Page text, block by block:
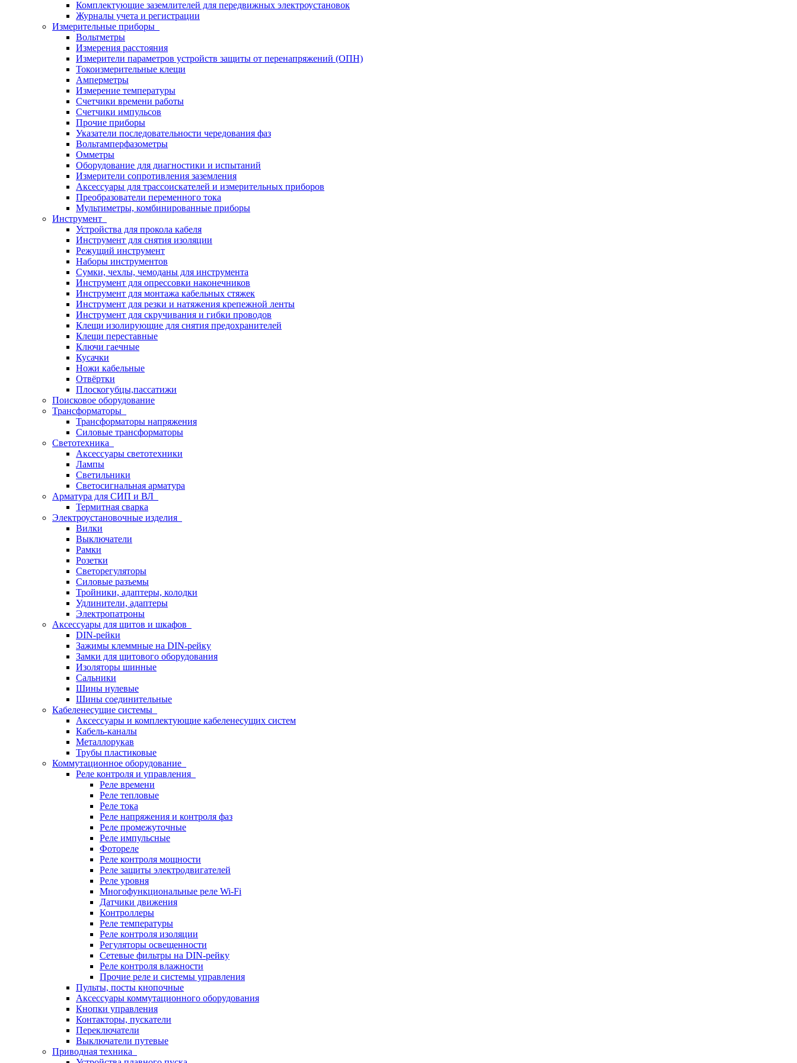
Комплектующие заземлителей для передвижных электроустановок
Журналы учета и регистрации
Измерительные приборы
Вольтметры
Измерения расстояния
Измерители параметров устройств защиты от перенапряжений (ОПН)
Токоизмерительные клещи
Амперметры
Измерение температуры
Счетчики времени работы
Счетчики импульсов
Прочие приборы
Указатели последовательности чередования фаз
Вольтамперфазометры
Омметры
Оборудование для диагностики и испытаний
Измерители сопротивления заземления
Аксессуары для трассоискателей и измерительных приборов
Преобразователи переменного тока
Мультиметры, комбинированные приборы
Инструмент
Устройства для прокола кабеля
Инструмент для снятия изоляции
Режущий инструмент
Наборы инструментов
Сумки, чехлы, чемоданы для инструмента
Инструмент для опрессовки наконечников
Инструмент для монтажа кабельных стяжек
Инструмент для резки и натяжения крепежной ленты
Инструмент для скручивания и гибки проводов
Клещи изолирующие для снятия предохранителей
Клещи переставные
Ключи гаечные
Кусачки
Ножи кабельные
Отвёртки
Плоскогубцы,пассатижи
Поисковое оборудование
Трансформаторы
Трансформаторы напряжения
Силовые трансформаторы
Светотехника
Аксессуары светотехники
Лампы
Светильники
Светосигнальная арматура
Арматура для СИП и ВЛ
Термитная сварка
Электроустановочные изделия
Вилки
Выключатели
Рамки
Розетки
Светорегуляторы
Силовые разъемы
Тройники, адаптеры, колодки
Удлинители, адаптеры
Электропатроны
Аксессуары для щитов и шкафов
DIN-рейки
Зажимы клеммные на DIN-рейку
Замки для щитового оборудования
Изоляторы шинные
Сальники
Шины нулевые
Шины соединительные
Кабеленесущие системы
Аксессуары и комплектующие кабеленесущих систем
Кабель-каналы
Металлорукав
Трубы пластиковые
Коммутационное оборудование
Реле контроля и управления
Реле времени
Реле тепловые
Реле тока
Реле напряжения и контроля фаз
Реле промежуточные
Реле импульсные
Фотореле
Реле контроля мощности
Реле защиты электродвигателей
Реле уровня
Многофункциональные реле Wi-Fi
Датчики движения
Контроллеры
Реле температуры
Реле контроля изоляции
Регуляторы освещенности
Сетевые фильтры на DIN-рейку
Реле контроля влажности
Прочие реле и системы управления
Пульты, посты кнопочные
Аксессуары коммутационного оборудования
Кнопки управления
Контакторы, пускатели
Переключатели
Выключатели путевые
Приводная техника